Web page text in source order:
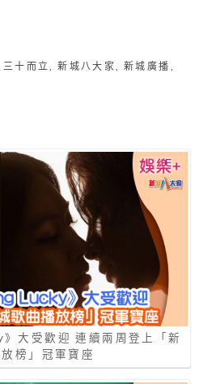
三十而立 ,新城八大家 ,新城廣播
大受歡迎 連續兩周登上「新
榜」冠軍寶座